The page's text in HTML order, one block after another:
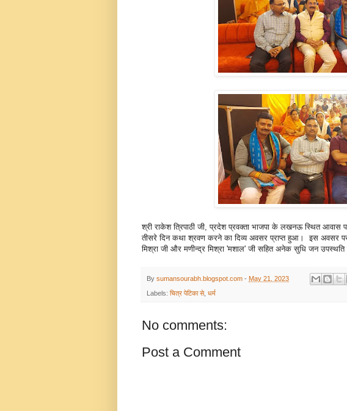
श्री राकेश त्रिपाठी जी, प्रदेश प्रवक्ता भाजपा के लखनऊ स्थित आवास
तीसरे दिन कथा श्रवण करने का दिव्य अवसर प्राप्त हुआ। इस अवसर
मिश्रा जी और मणीन्द्र मिश्रा 'मशाल' जी सहित अनेक सुधि जन उपस्थति
By sumansourabh.blogspot.com - May 21, 2023
Labels: चित्र पेटिका से, धर्म
No comments:
Post a Comment